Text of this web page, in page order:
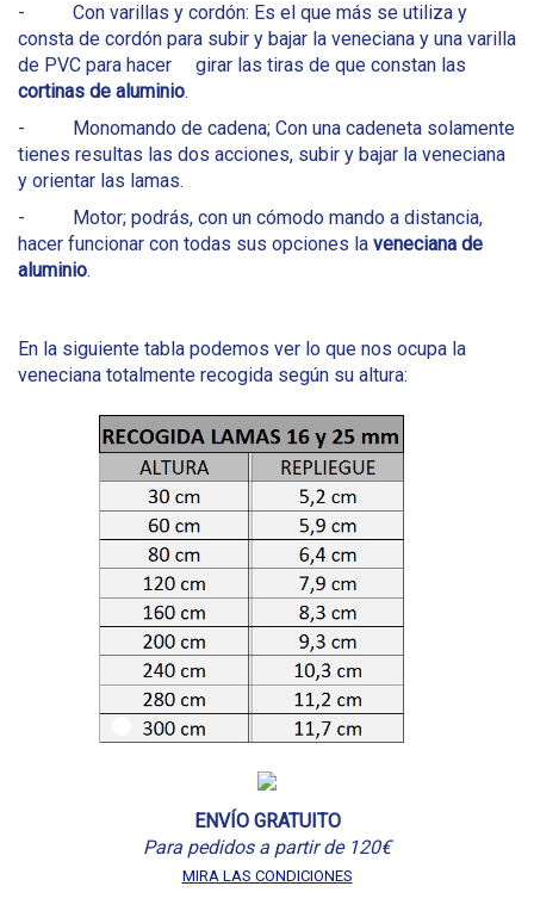
- Con varillas y cordón: Es el que más se utiliza y
consta de cordón para subir y bajar la veneciana y una varilla
de PVC para hacer girar las tiras de que constan las
cortinas de aluminio.
- Monomando de cadena; Con una cadeneta solamente
tienes resultas las dos acciones, subir y bajar la veneciana
y orientar las lamas.
- Motor; podrás, con un cómodo mando a distancia,
hacer funcionar con todas sus opciones la veneciana de
aluminio.
En la siguiente tabla podemos ver lo que nos ocupa la
veneciana totalmente recogida según su altura:
ENVÍO GRATUITO
Para pedidos a partir de 120€
MIRA LAS CONDICIONES